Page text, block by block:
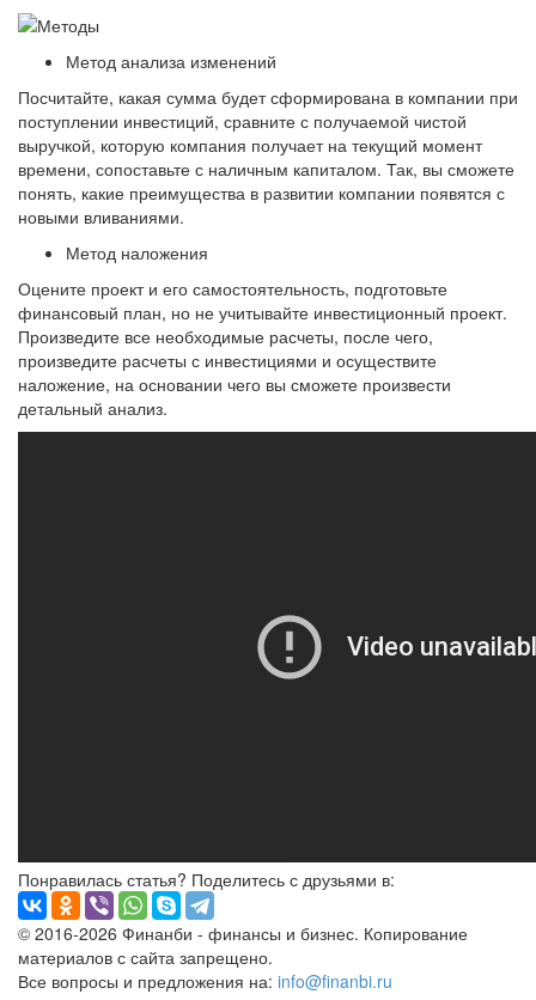
Метод анализа изменений
Посчитайте, какая сумма будет сформирована в компании при
поступлении инвестиций, сравните с получаемой чистой
выручкой, которую компания получает на текущий момент
времени, сопоставьте с наличным капиталом. Так, вы сможете
понять, какие преимущества в развитии компании появятся с
новыми вливаниями.
Метод наложения
Оцените проект и его самостоятельность, подготовьте
финансовый план, но не учитывайте инвестиционный проект.
Произведите все необходимые расчеты, после чего,
произведите расчеты с инвестициями и осуществите
наложение, на основании чего вы сможете произвести
детальный анализ.
Понравилась статья? Поделитесь с друзьями в:
© 2016-2026 Финанби - финансы и бизнес. Копирование
материалов с сайта запрещено.
Все вопросы и предложения на: info@finanbi.ru